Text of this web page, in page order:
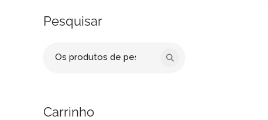
Pesquisar
Carrinho